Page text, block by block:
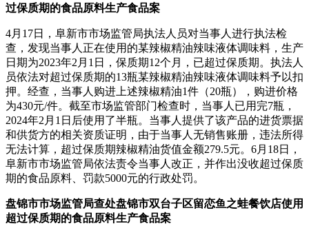
过保质期的食品原料生产食品案
4月17日，阜新市市场监管局执法人员对当事人进行执法检
查，发现当事人正在使用的某辣椒精油辣味液体调味料，生产
日期为2023年2月1日，保质期12个月，已超过保质期。执法人
员依法对超过保质期的13瓶某辣椒精油辣味液体调味料予以扣
押。经查，当事人购进上述辣椒精油1件（20瓶），购进价格
为430元/件。截至市场监管部门检查时，当事人已用完7瓶，
2024年2月1日后使用了半瓶。当事人提供了该产品的进货票据
和供货方的相关资质证明，由于当事人无销售账册，违法所得
无法计算，超过保质期辣椒精油货值金额279.5元。6月18日，
阜新市市场监管局依法责令当事人改正，并作出没收超过保质
期的食品原料、罚款5000元的行政处罚。
盘锦市市场监管局查处盘锦市双台子区留恋鱼之蛙餐饮店使用
超过保质期的食品原料生产食品案